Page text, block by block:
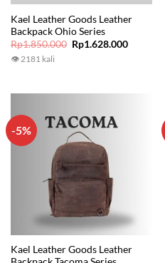
Kael Leather Goods Leather
Backpack Ohio Series
Rp1.850.000 Original
price
Rp1.628.000Current
👁 2181 kali
-5%
Kael Leather Goods Leather